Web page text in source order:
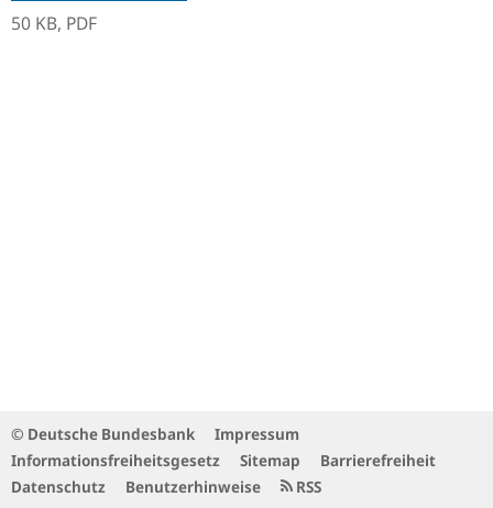
50 KB, PDF
© Deutsche Bundesbank
Impressum
Informationsfreiheitsgesetz
Sitemap
Barrierefreiheit
Datenschutz
Benutzerhinweise RSS